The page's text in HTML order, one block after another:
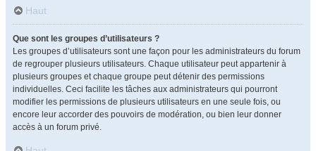
Haut
Que sont les groupes d’utilisateurs ?
Les groupes d’utilisateurs sont une façon pour les administrateurs du forum
de regrouper plusieurs utilisateurs. Chaque utilisateur peut appartenir à
plusieurs groupes et chaque groupe peut détenir des permissions
individuelles. Ceci facilite les tâches aux administrateurs qui pourront
modifier les permissions de plusieurs utilisateurs en une seule fois, ou
encore leur accorder des pouvoirs de modération, ou bien leur donner
accès à un forum privé.